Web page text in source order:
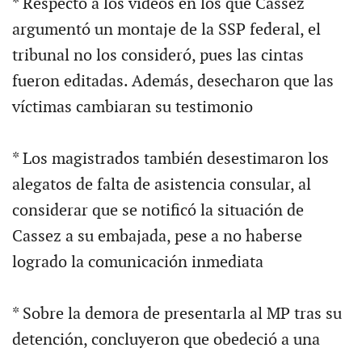
* Respecto a los videos en los que Cassez
argumentó un montaje de la SSP federal, el
tribunal no los consideró, pues las cintas
fueron editadas. Además, desecharon que las
víctimas cambiaran su testimonio
* Los magistrados también desestimaron los
alegatos de falta de asistencia consular, al
considerar que se notificó la situación de
Cassez a su embajada, pese a no haberse
logrado la comunicación inmediata
* Sobre la demora de presentarla al MP tras su
detención, concluyeron que obedeció a una